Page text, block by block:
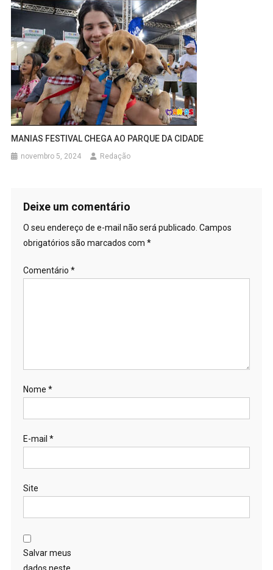
MANIAS FESTIVAL CHEGA AO PARQUE DA CIDADE
novembro 5, 2024 Redação
Deixe um comentário
O seu endereço de e-mail não será publicado. Campos
obrigatórios são marcados com *
Comentário *
Nome *
E-mail *
Site
Salvar meus